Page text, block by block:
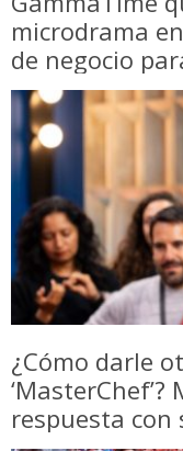
microdrama
de negocio
¿Cómo darle
respuesta con